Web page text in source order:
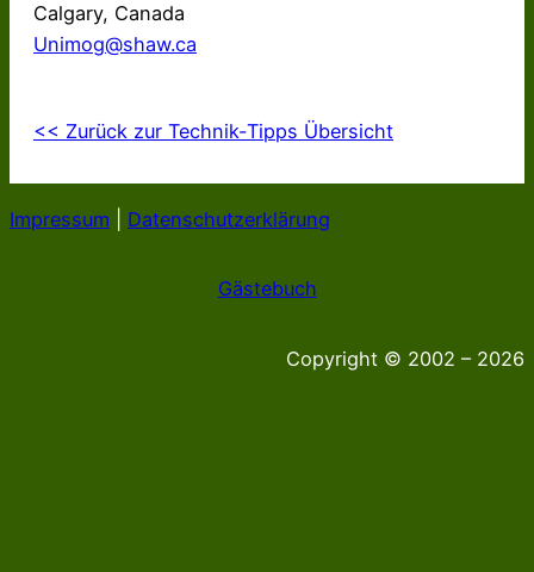
Calgary, Canada
Unimog@shaw.ca
<< Zurück zur Technik-Tipps Übersicht
Impressum Datenschutzerklärung
Gästebuch
Copyright © 2002 – 2026